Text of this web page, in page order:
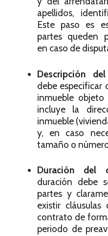
apellidos,
Este paso es
partes queden
en caso de
Descripción
debe especificar
inmueble
incluye la
inmueble
y, en caso
tamaño o
Duración del
duración debe
partes y
existir
contrato de
periodo de